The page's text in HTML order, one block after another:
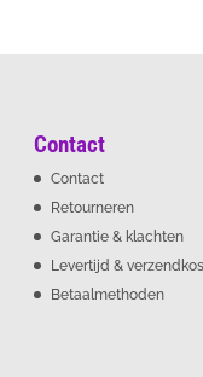
Contact
Contact
Retourneren
Garantie & klachten
Levertijd &
Betaalmethoden